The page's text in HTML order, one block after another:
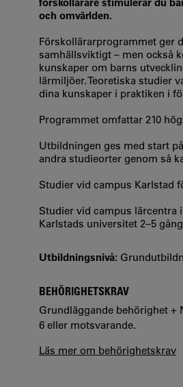
och omvärlden.
Förskollärarprogrammet ger
samhällsviktigt – men också
kunskaper om barns
lärmiljöer. Teoretiska studier
dina kunskaper i praktiken i
Programmet omfattar 210
Utbildningen ges med start
andra studieorter genom så
Studier vid campus Karlstad
Studier vid campus lärcentra
Karlstads universitet 2–5
Utbildningsnivå:
BEHÖRIGHETSKRAV
Grundläggande behörighet +
6 eller motsvarande.
Läs mer om behörighetskrav